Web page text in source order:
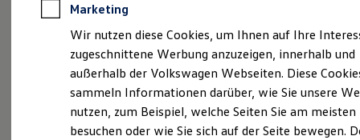
Anpfiff zum Gewinn
Elektroautos
ID. Tutorials
Elektrofahrzeugkonzepte
Reichweite
Reichweite der ID. Modelle
Reichweite im Winter
Von den Standorten unseres Unternehmens sind
zwei Autohäuser Vertragshändler für die Marken
Volkswagen, VolkswagenNutzfahrzeuge und
Audi. Ein Standort ist unser exklusiver
Lackierbetrieb – ALC.
Marketing
Wir nutzen diese Cookies, um Ihnen auf Ihre
zugeschnittene Werbung anzuzeigen, innerhalb und
außerhalb der Volkswagen Webseiten. Diese
sammeln Informationen darüber, wie Sie unsere
nutzen, zum Beispiel, welche Seiten Sie am meisten
besuchen oder wie Sie sich auf der Seite bewegen.